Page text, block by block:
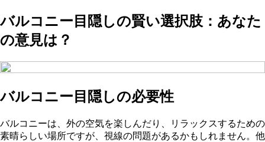
バルコニー目隠しの賢い選択肢：あなた
の意見は？
バルコニー目隠しの必要性
バルコニーは、外の空気を楽しんだり、リラックスするための
素晴らしい場所ですが、視線の問題があるかもしれません。他